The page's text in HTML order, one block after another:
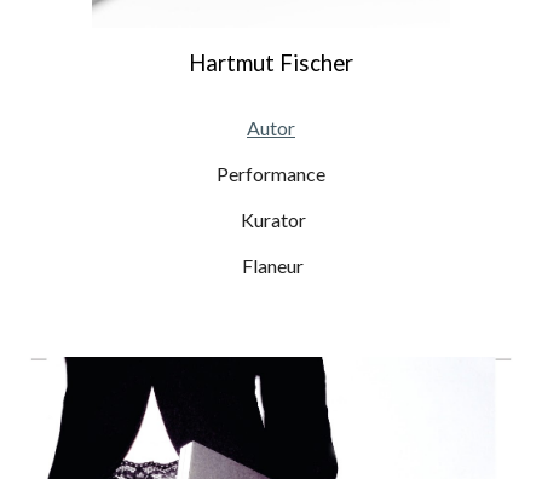
Hartmut Fischer
Autor
Performance
Kurator
Flaneur